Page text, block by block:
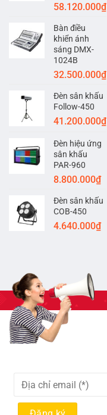
58.120.000₫
Bàn điều
khiển ánh
sáng DMX-
1024B
32.500.000₫
Đèn sân khấu
Follow-450
41.200.000₫
Đèn hiệu ứng
sân khấu
PAR-960
8.800.000₫
Đèn sân khấu
COB-450
4.640.000₫